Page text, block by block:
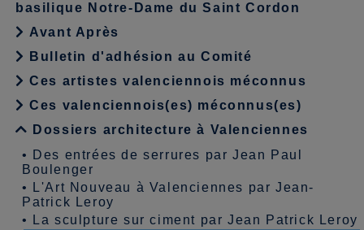
basilique Notre-Dame du Saint Cordon
Avant Après
Bulletin d'adhésion au Comité
Ces artistes valenciennois méconnus
Ces valenciennois(es) méconnus(es)
Dossiers architecture à Valenciennes
•
Des entrées de serrures par Jean Paul
Boulenger
•
L'Art Nouveau à Valenciennes par Jean-
Patrick Leroy
•
La sculpture sur ciment par Jean Patrick Leroy